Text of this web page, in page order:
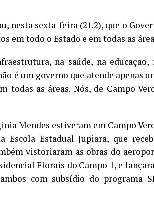
nesta sexta-feira (21.2), que o
em todo o Estado e em todas as
na saúde, na educação,
é um governo que atende apenas
todas as áreas. Nós, de Campo
Mendes estiveram em Campo
Estadual Jupiara, que
vistoriaram as obras do
Florais do Campo 1, e
com subsídio do programa